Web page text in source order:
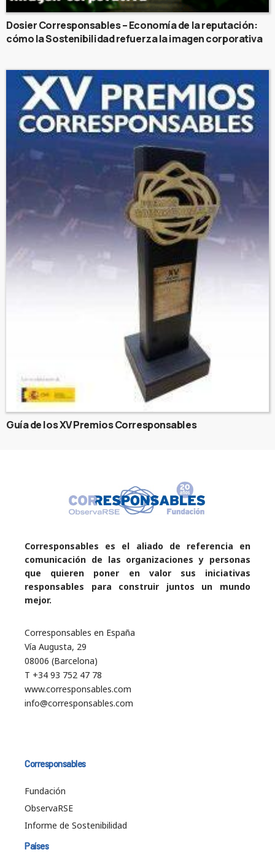
Dosier Corresponsables – Economía de la reputación:
cómo la Sostenibilidad refuerza la imagen corporativa
Guía de los XV Premios Corresponsables
Corresponsables es el aliado de referencia en
comunicación de las organizaciones y personas
que quieren poner en valor sus iniciativas
responsables para construir juntos un mundo
mejor.
Corresponsables en España
Vía Augusta, 29
08006 (Barcelona)
T +34 93 752 47 78
www.corresponsables.com
info@corresponsables.com
Corresponsables
Fundación
ObservaRSE
Informe de Sostenibilidad
Países